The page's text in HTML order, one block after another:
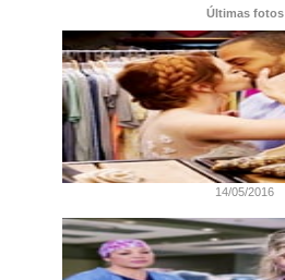
Últimas fotos
14/05/2016